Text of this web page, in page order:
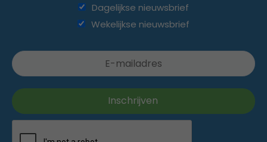
Dagelijkse nieuwsbrief
Wekelijkse nieuwsbrief